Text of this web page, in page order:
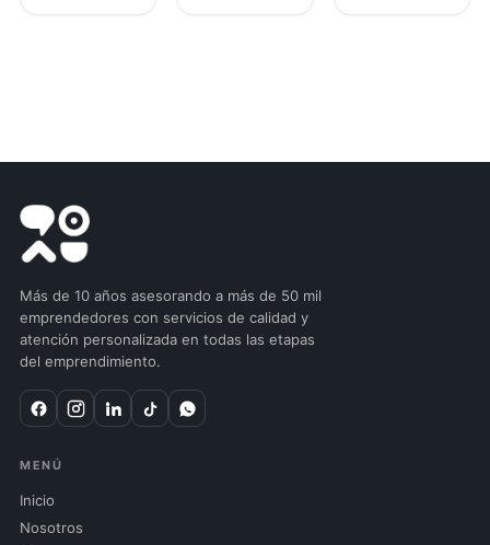
Más de 10 años asesorando a más de 50 mil
emprendedores con servicios de calidad y
atención personalizada en todas las etapas
del emprendimiento.
MENÚ
Inicio
Nosotros